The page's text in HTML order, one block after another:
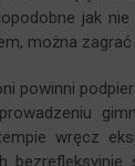
jak
można zagrać
powinni
wręcz